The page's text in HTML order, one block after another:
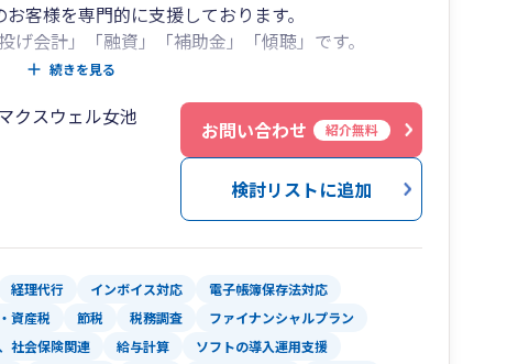
客様を専門的に支援しております。
会計」「融資」「補助金」「傾聴」です。
ださい。
！
続きを見る
クスウェル女池
お問い合わせ 紹介無料
検討リストに追加
経理代行 インボイス対応
電子帳簿保存法対応
資産税 節税 税務調査
ファイナンシャルプラン
社会保険関連 給与計算
ソフトの導入運用支援